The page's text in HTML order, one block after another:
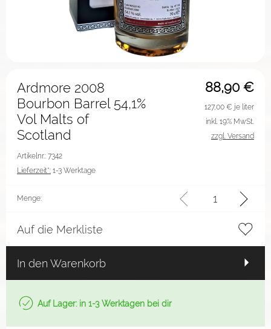
88,90 €
Ardmore 2008
Bourbon Barrel 54,1%
Vol Malts of
Scotland
Artikelnr.: 7342
Lieferzeit*: 1-3 Werktage
127,00 € je liter
inkl. 19% MwSt.
zzgl. Versand
Menge:
Auf die Merkliste
In den Warenkorb
Auf Lager: in 1-3 Werktagen bei dir